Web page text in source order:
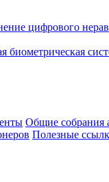
цифрового
биометрическая
Общие собрания
Полезные